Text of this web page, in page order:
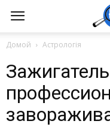
Домой Астрологія